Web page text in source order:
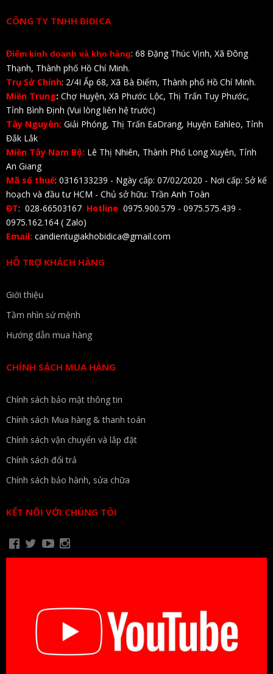
CÔNG TY TNHH BIDICA
Điểm kinh doanh và kho hàng: 68 Đặng Thúc Vịnh, Xã Đông
Thạnh, Thành phố Hồ Chí Minh.
Trụ Sở Chính: 2/4I Ấp 68, Xã Bà Điểm, Thành phố Hồ Chí Minh.
Miền Trung: Chợ Huyện, Xã Phước Lộc, Thị Trấn Tuy Phước,
Tỉnh Bình Định (Vui lòng liên hệ trước)
Tây Nguyên: Giải Phóng, Thị Trấn EaDrang, Huyện Eahleo, Tỉnh
Đắk Lắk
Miền Tây Nam Bộ: Lê Thị Nhiên, Thành Phố Long Xuyên, Tỉnh
An Giang
Mã số thuế: 0316133239 - Ngày cấp: 07/02/2020 - Nơi cấp: Sở kế
hoạch và đầu tư HCM - Chủ sở hữu: Trần Anh Toàn
ĐT: 028-66503167 Hotline 0975.900.579 - 0975.575.439 -
0975.162.164 ( Zalo)
Email: candientugiakhobidica@gmail.com
HỖ TRỢ KHÁCH HÀNG
Giới thiệu
Tầm nhìn sứ mệnh
Hướng dẫn mua hàng
CHÍNH SÁCH MUA HÀNG
Chính sách bảo mật thông tin
Chính sách Mua hàng & thanh toán
Chính sách vận chuyển và lắp đặt
Chính sách đổi trả
Chính sách bảo hành, sửa chữa
KẾT NỐI VỚI CHÚNG TÔI